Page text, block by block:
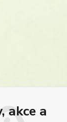
akce a